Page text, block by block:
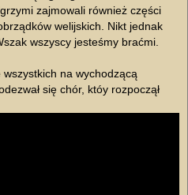
zajmowali również części
welijskich. Nikt jednak
wszyscy jesteśmy braćmi.
wszystkich na wychodzącą
się chór, któy rozpoczął